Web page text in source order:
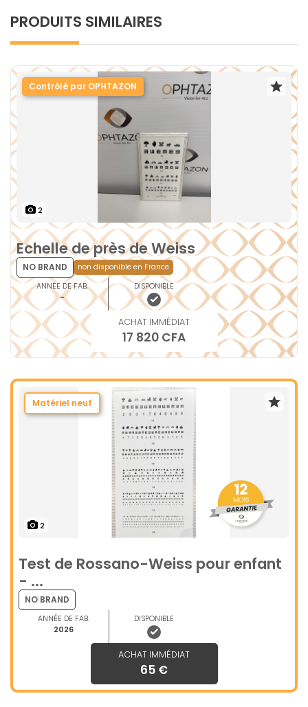
PRODUITS SIMILAIRES
Contrôlé par OPHTAZON
2
Echelle de près de Weiss
NO BRAND
non disponible en France
ANNÉE DE FAB.
-
DISPONIBLE
ACHAT IMMÉDIAT
17 820 CFA
Matériel neuf
2
Test de Rossano-Weiss pour enfant
- ...
NO BRAND
ANNÉE DE FAB.
2026
DISPONIBLE
ACHAT IMMÉDIAT
65 €